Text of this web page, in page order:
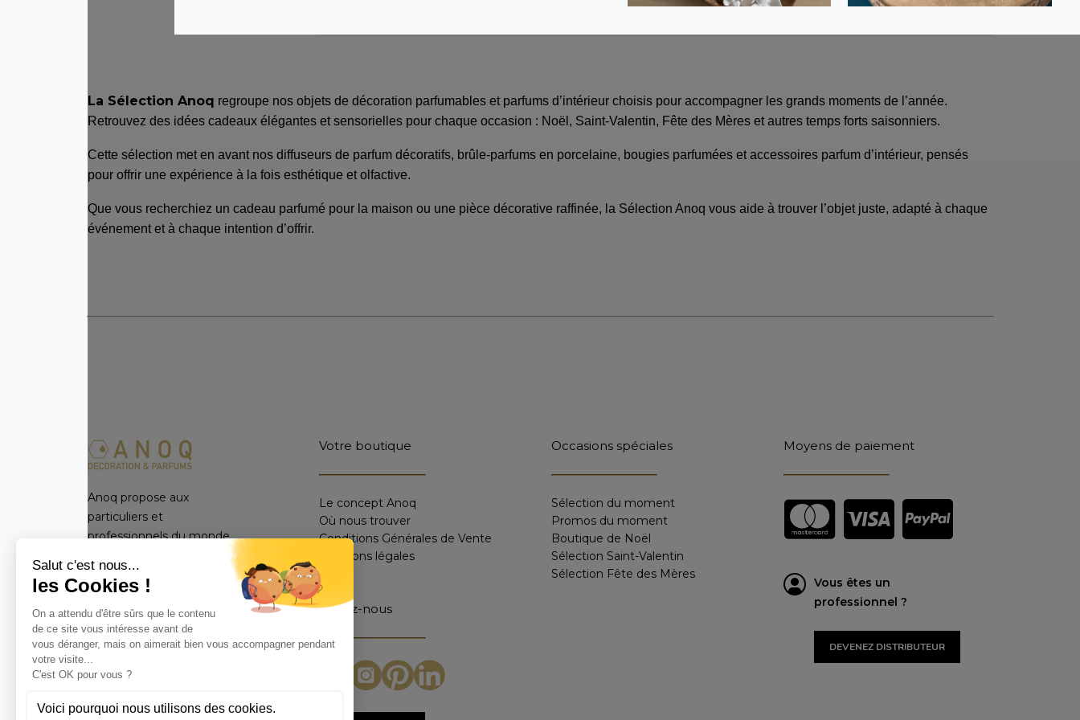
La Sélection Anoq regroupe nos objets de décoration parfumables et parfums d’intérieur choisis pour accompagner les grands moments de l’année.
Retrouvez des idées cadeaux élégantes et sensorielles pour chaque occasion : Noël, Saint-Valentin, Fête des Mères et autres temps forts saisonniers.
Cette sélection met en avant nos diffuseurs de parfum décoratifs, brûle-parfums en porcelaine, bougies parfumées et accessoires parfum d’intérieur, pensés
pour offrir une expérience à la fois esthétique et olfactive.
Que vous recherchiez un cadeau parfumé pour la maison ou une pièce décorative raffinée, la Sélection Anoq vous aide à trouver l’objet juste, adapté à chaque
événement et à chaque intention d’offrir.
Anoq propose aux
particuliers et
professionnels du monde
exclusif d’objets de
décoration d’intérieur,
parfums et diffuseurs de
parfum réalisés de
manière artisanale avec
des matières naturelles.
Votre boutique
Le concept Anoq
Où nous trouver
Conditions Générales de Vente
Mentions légales
FAQ
Suivez-nous
Occasions spéciales
Sélection du moment
Promos du moment
Boutique de Noël
Sélection Saint-Valentin
Sélection Fête des Mères
Moyens de paiement
Vous êtes un
professionnel ?
DEVENEZ DISTRIBUTEUR